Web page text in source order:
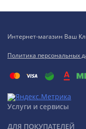
Интернет-магазин Ваш
Политика персональных
Услуги и сервисы
ДЛЯ ПОКУПАТЕЛЕЙ